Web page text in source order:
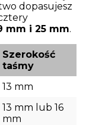
dopasujesz
mm i 25 mm.
Szerokość
taśmy
13 mm
13 mm lub 16
mm